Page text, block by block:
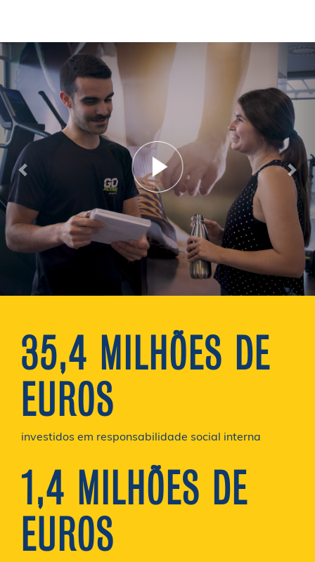
35,4 MILHÕES DE
EUROS
investidos em responsabilidade social interna
1,4 MILHÕES DE
EUROS
Previous